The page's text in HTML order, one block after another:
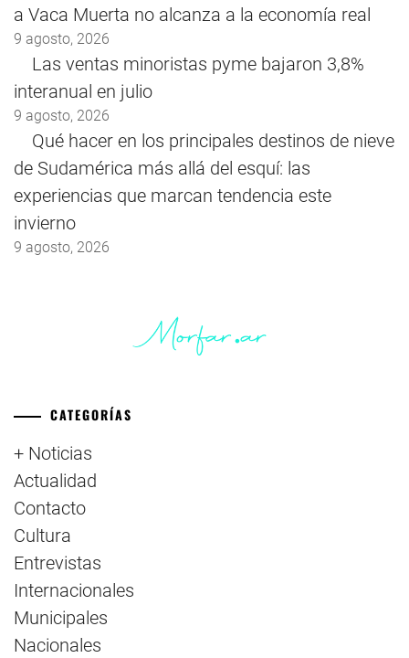
a Vaca Muerta no alcanza a la economía real
9 agosto, 2026
Las ventas minoristas pyme bajaron 3,8%
interanual en julio
9 agosto, 2026
Qué hacer en los principales destinos de nieve
de Sudamérica más allá del esquí: las
experiencias que marcan tendencia este
invierno
9 agosto, 2026
CATEGORÍAS
+ Noticias
Actualidad
Contacto
Cultura
Entrevistas
Internacionales
Municipales
Nacionales